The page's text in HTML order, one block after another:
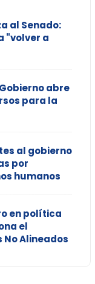
al Senado:
"volver a
abre
para la
al gobierno
por
humanos
en política
el
No Alineados